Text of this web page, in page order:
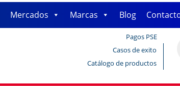
Mercados Marcas Blog
Pagos PSE
Casos de exito
Catálogo de productos